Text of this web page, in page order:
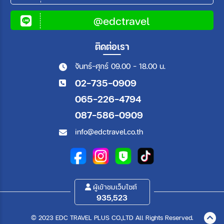
@edctravel
ติดต่อเรา
จันทร์-ศุกร์ 09.00 - 18.00 น.
02-735-0909
065-226-4794
087-586-0909
info@edctravel.co.th
ผู้เข้าชมเว็บไซต์
935,523
© 2023 EDC TRAVEL PLUS CO.,LTD All Rights Reserved.